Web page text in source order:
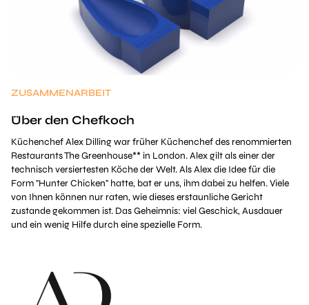
ZUSAMMENARBEIT
Über den Chefkoch
Küchenchef Alex Dilling war früher Küchenchef des renommierten
Restaurants The Greenhouse** in London. Alex gilt als einer der
technisch versiertesten Köche der Welt. Als Alex die Idee für die
Form "Hunter Chicken" hatte, bat er uns, ihm dabei zu helfen. Viele
von Ihnen können nur raten, wie dieses erstaunliche Gericht
zustande gekommen ist. Das Geheimnis: viel Geschick, Ausdauer
und ein wenig Hilfe durch eine spezielle Form.